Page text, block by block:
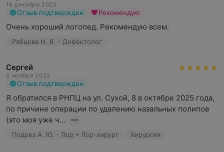
18 декабря 2025
Отзыв подтвержден Рекомендую
Очень хороший логопед. Рекомендую всем.
Рябцева Н. В. - Дефектолог
Сергей
5 ноября 2025
Отзыв подтвержден
Я обратился в РНПЦ на ул. Сухой, 8 в октябре 2025 года,
по причине операции по удалению назальных полипов
(это моя уже ч...
Подрез А. Ю. - Лор • Лор-хирург Хирургия